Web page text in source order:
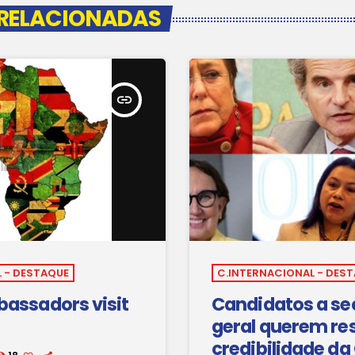
insert_link
- DESTAQUE
visit
C.INTERNACIONAL -
Candidatos a
geral querem
credibilidade da